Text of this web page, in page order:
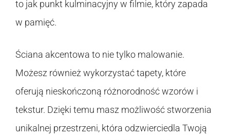
to jak punkt kulminacyjny w filmie, który zapada
w pamięć.
Ściana akcentowa to nie tylko malowanie.
Możesz również wykorzystać tapety, które
oferują nieskończoną różnorodność wzorów i
tekstur. Dzięki temu masz możliwość stworzenia
unikalnej przestrzeni, która odzwierciedla Twoją